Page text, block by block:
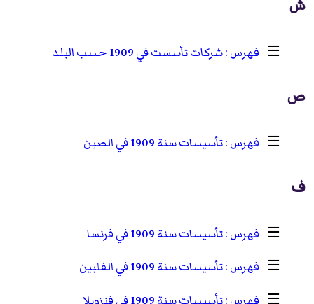
ش
☰ شركات تأسست في 1909 حسب البلد
ص
☰ تأسيسات سنة 1909 في الصين
ف
☰
تأسيسات سنة 1909 في فرنسا
☰
تأسيسات سنة 1909 في الفلبين